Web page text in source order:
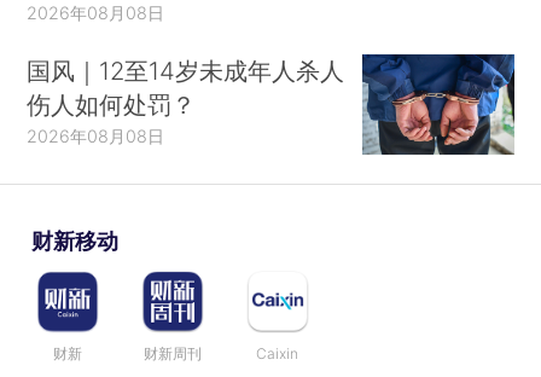
2026年08月08日
国风｜12至14岁未成年人杀人
伤人如何处罚？
2026年08月08日
财新移动
财新 财新周刊 Caixin